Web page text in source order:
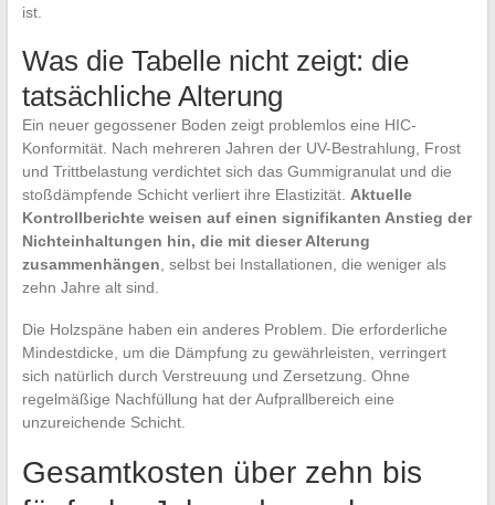
ist.
Was die Tabelle nicht zeigt: die
tatsächliche Alterung
Ein neuer gegossener Boden zeigt problemlos eine HIC-
Konformität. Nach mehreren Jahren der UV-Bestrahlung, Frost
und Trittbelastung verdichtet sich das Gummigranulat und die
stoßdämpfende Schicht verliert ihre Elastizität. Aktuelle
Kontrollberichte weisen auf einen signifikanten Anstieg der
Nichteinhaltungen hin, die mit dieser Alterung
zusammenhängen, selbst bei Installationen, die weniger als
zehn Jahre alt sind.
Die Holzspäne haben ein anderes Problem. Die erforderliche
Mindestdicke, um die Dämpfung zu gewährleisten, verringert
sich natürlich durch Verstreuung und Zersetzung. Ohne
regelmäßige Nachfüllung hat der Aufprallbereich eine
unzureichende Schicht.
Gesamtkosten über zehn bis